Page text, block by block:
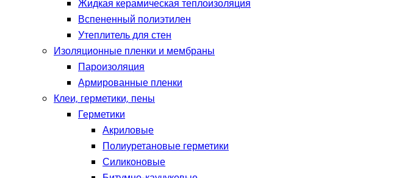
Жидкая керамическая теплоизоляция
Вспененный полиэтилен
Утеплитель для стен
Изоляционные пленки и мембраны
Пароизоляция
Армированные пленки
Клеи, герметики, пены
Герметики
Акриловые
Полиуретановые герметики
Силиконовые